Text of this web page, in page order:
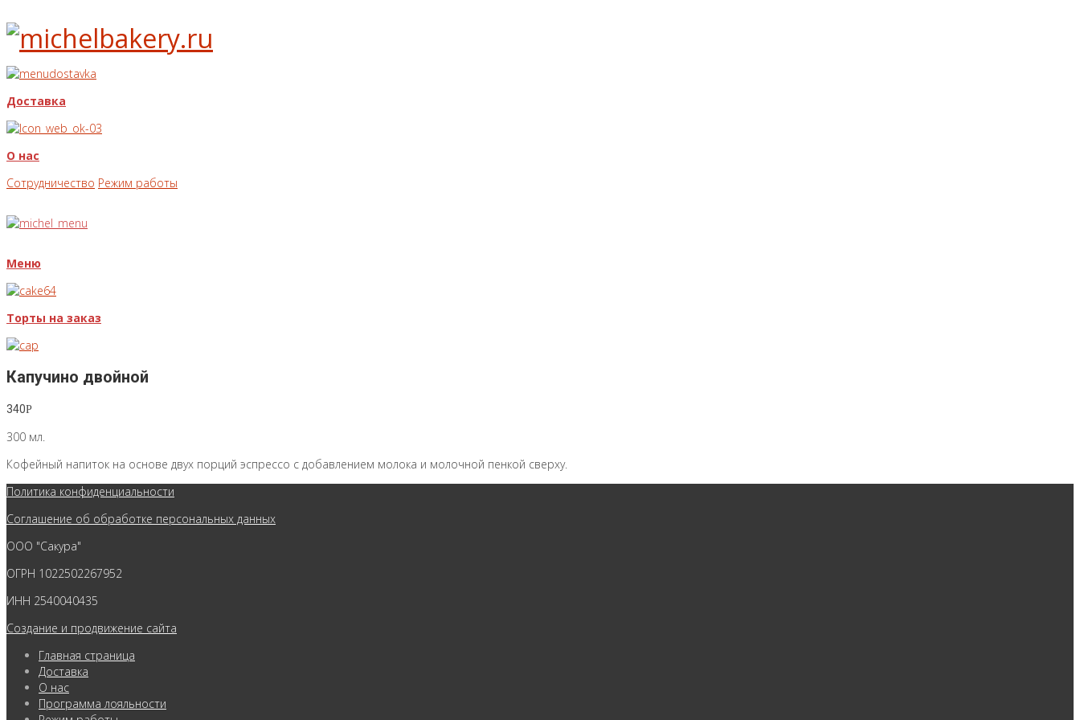
Доставка
О нас
Сотрудничество Режим работы
Меню
Торты на заказ
Капучино двойной
340Р
300 мл.
Кофейный напиток на основе двух порций эспрессо с добавлением молока и молочной пенкой сверху.
Политика конфиденциальности
Соглашение об обработке персональных данных
ООО "Сакура"
ОГРН 1022502267952
ИНН 2540040435
Создание и продвижение сайта
Главная страница
Доставка
О нас
Программа лояльности